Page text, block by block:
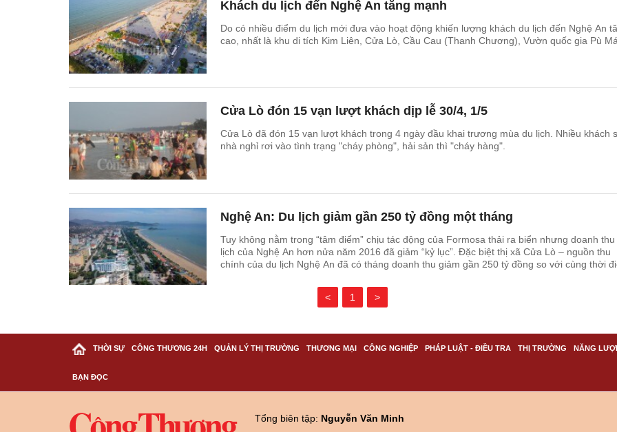
Khách du lịch đến Nghệ An tăng mạnh
Do có nhiều điểm du lịch mới đưa vào hoạt động khiến lượng khách du lịch đến Nghệ An
cao, nhất là khu di tích Kim Liên, Cửa Lò, Cầu Cau (Thanh Chương), Vườn quốc gia Pù
Cửa Lò đón 15 vạn lượt khách dịp lễ 30/4, 1/5
Cửa Lò đã đón 15 vạn lượt khách trong 4 ngày đầu khai trương mùa du lịch. Nhiều khách
nhà nghỉ rơi vào tình trạng "cháy phòng", hải sản thì "cháy hàng".
Nghệ An: Du lịch giảm gần 250 tỷ đồng một tháng
Tuy không nằm trong “tâm điểm” chịu tác động của Formosa thải ra biển nhưng doanh thu
lịch của Nghệ An hơn nửa năm 2016 đã giảm “kỷ lục”. Đặc biệt thị xã Cửa Lò – nguồn thu
chính của du lịch Nghệ An đã có tháng doanh thu giảm gần 250 tỷ đồng so với cùng thời
<
1 >
THỜI SỰ CÔNG THƯƠNG 24H QUẢN LÝ THỊ TRƯỜNG THƯƠNG MẠI CÔNG NGHIỆP PHÁP LUẬT - ĐIỀU TRA THỊ TRƯỜNG NĂNG
BẠN ĐỌC
Tổng biên tập: Nguyễn Văn Minh